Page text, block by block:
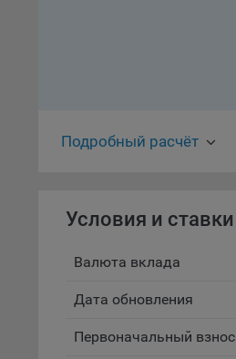
Подробный расчёт
Условия и ставки
Валюта вклада
Дата обновления
Первоначальный взнос